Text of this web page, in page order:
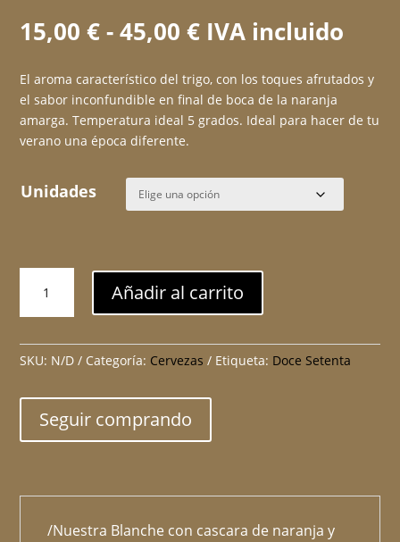
15,00€ - 45,00€Rango
de
precios:
desde
15,00 €
hasta
IVA incluido
El aroma característico del trigo, con los toques afrutados y
el sabor inconfundible en final de boca de la naranja
amarga. Temperatura ideal 5 grados. Ideal para hacer de tu
verano una época diferente.
Unidades
trigo
Blanche
cantidad
Añadir al carrito
SKU: N/D Categoría: Cervezas Etiqueta: Doce Setenta
Seguir comprando
/Nuestra Blanche con cascara de naranja y